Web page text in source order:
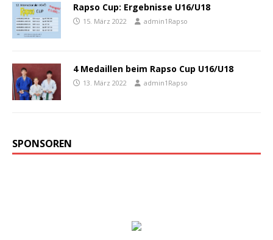
Rapso Cup: Ergebnisse U16/U18
15. März 2022 admin1Rapso
4 Medaillen beim Rapso Cup U16/U18
13. März 2022 admin1Rapso
SPONSOREN